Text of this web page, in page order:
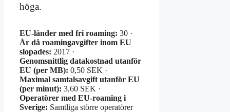
höga.
EU-länder med fri roaming: 30 ·
År då roamingavgifter inom EU
slopades: 2017 ·
Genomsnittlig datakostnad utanför
EU (per MB): 0,50 SEK ·
Maximal samtalsavgift utanför EU
(per minut): 3,60 SEK ·
Operatörer med EU-roaming i
Sverige: Samtliga större operatörer